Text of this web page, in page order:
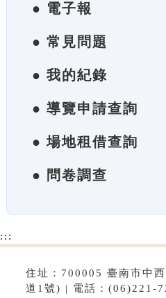
● 電子報
● 常見問題
● 我的紀錄
● 導覽申請查詢
● 場地租借查詢
● 問卷調查
:::
住址：700005 臺南市中
道1號) | 電話：(06)221-